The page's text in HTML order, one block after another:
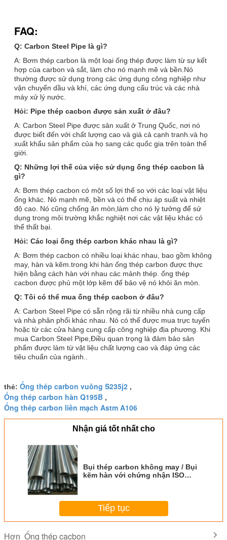
FAQ:
Q: Carbon Steel Pipe là gì?
A: Bơm thép carbon là một loại ống thép được làm từ sự kết
hợp của carbon và sắt, làm cho nó mạnh mẽ và bền.Nó
thường được sử dụng trong các ứng dụng công nghiệp như
vận chuyển dầu và khí, các ứng dụng cấu trúc và các nhà
máy xử lý nước.
Hỏi: Pipe thép cacbon được sản xuất ở đâu?
A: Carbon Steel Pipe được sản xuất ở Trung Quốc, nơi nó
được biết đến với chất lượng cao và giá cả cạnh tranh.và họ
xuất khẩu sản phẩm của họ sang các quốc gia trên toàn thế
giới.
Q: Những lợi thế của việc sử dụng ống thép cacbon là
gì?
A: Bơm thép cacbon có một số lợi thế so với các loại vật liệu
ống khác. Nó mạnh mẽ, bền và có thể chịu áp suất và nhiệt
độ cao. Nó cũng chống ăn mòn,làm cho nó lý tưởng để sử
dụng trong môi trường khắc nghiệt nơi các vật liệu khác có
thể thất bại.
Hỏi: Các loại ống thép carbon khác nhau là gì?
A: Bơm thép cacbon có nhiều loại khác nhau, bao gồm không
may, hàn và kẽm.trong khi hàn ống thép carbon được thực
hiện bằng cách hàn với nhau các mảnh thép. ống thép
cacbon được phủ một lớp kẽm để bảo vệ nó khỏi ăn mòn.
Q: Tôi có thể mua ống thép cacbon ở đâu?
A: Carbon Steel Pipe có sẵn rộng rãi từ nhiều nhà cung cấp
và nhà phân phối khác nhau. Nó có thể được mua trực tuyến
hoặc từ các cửa hàng cung cấp công nghiệp địa phương. Khi
mua Carbon Steel Pipe,Điều quan trọng là đảm bảo sản
phẩm được làm từ vật liệu chất lượng cao và đáp ứng các
tiêu chuẩn của ngành..
thẻ: Ống thép carbon vuông S235j2 ,
Ống thép carbon hàn Q195B ,
Ống thép carbon liền mạch Astm A106
Nhận giá tốt nhất cho
Bụi thép carbon không may / Bụi
kẽm hàn với chứng nhận ISO
Tiếp tục
Hơn Ống thép cacbon